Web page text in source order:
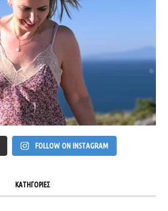
FOLLOW ON INSTAGRAM
ΚΑΤΗΓΟΡΙΕΣ